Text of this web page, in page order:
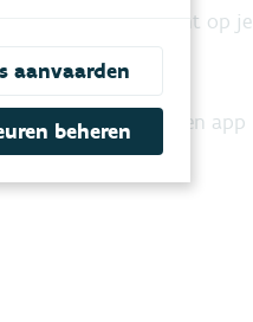
dan een pushbericht op je
in de google play en app
aanvaarden
beheren